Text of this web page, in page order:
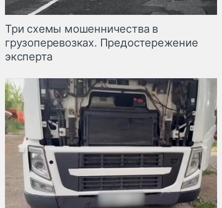
Три схемы мошенничества в
грузоперевозках. Предостережение
эксперта